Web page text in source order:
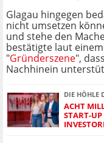
Glagau hingegen
nicht umsetzen
und stehe den
bestätigte laut
"Gründerszene",
Nachhinein
DIE HÖHLE
ACHT
START-